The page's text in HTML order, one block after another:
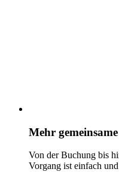
Mehr
Von der Buchung bis
Vorgang ist einfach